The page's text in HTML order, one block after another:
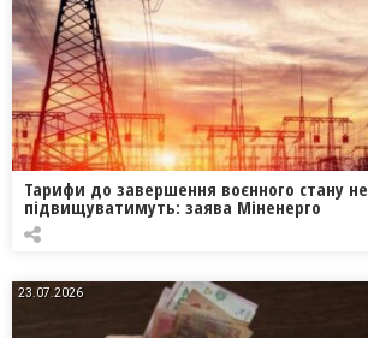
Тарифи до завершення воєнного стану не
підвищуватимуть: заява Міненерго
23.07.2026